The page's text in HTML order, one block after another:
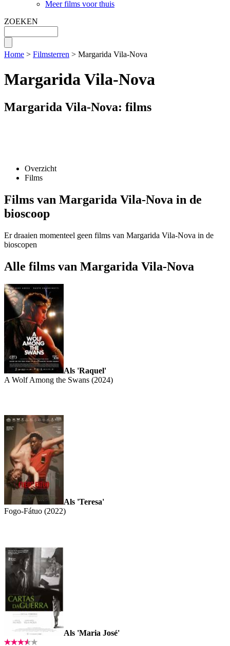
Meer films voor thuis
ZOEKEN
Home > Filmsterren > Margarida Vila-Nova
Margarida Vila-Nova
Margarida Vila-Nova: films
Overzicht
Films
Films van Margarida Vila-Nova in de
bioscoop
Er draaien momenteel geen films van Margarida Vila-Nova in de
bioscopen
Alle films van Margarida Vila-Nova
Als 'Raquel'
A Wolf Among the Swans (2024)
Als 'Teresa'
Fogo-Fátuo (2022)
Als 'Maria José'